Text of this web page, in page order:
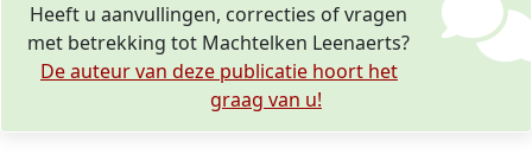
Heeft u aanvullingen, correcties of vragen
met betrekking tot Machtelken Leenaerts?
De auteur van deze publicatie hoort het
graag van u!